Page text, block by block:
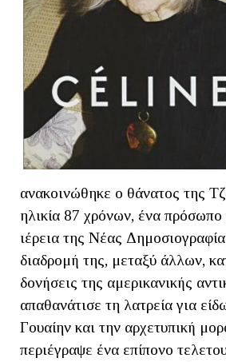
ανακοινώθηκε ο θάνατος της
ηλικία 87 χρόνων, ένα πρόσωπο
ιέρεια της Νέας
διαδρομή της, μεταξύ άλλων,
δονήσεις της αμερικανικής
απαθανάτισε τη λατρεία για
Γουαίην και την αρχετυπική
περιέγραψε ένα επίπονο